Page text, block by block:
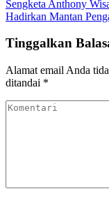
Sengketa Anthony
Hadirkan Mantan
Tinggalkan
Alamat email Anda
ditandai *
Komentari